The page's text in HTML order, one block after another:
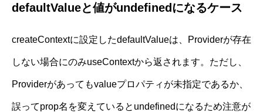
defaultValueと値がundefinedになるケース
createContextに設定したdefaultValueは、Providerが存在
しない場合にのみuseContextから返されます。ただし、
Providerがあってもvalueプロパティが未指定であるか、
誤ってprop名を変えているとundefinedになるため注意が